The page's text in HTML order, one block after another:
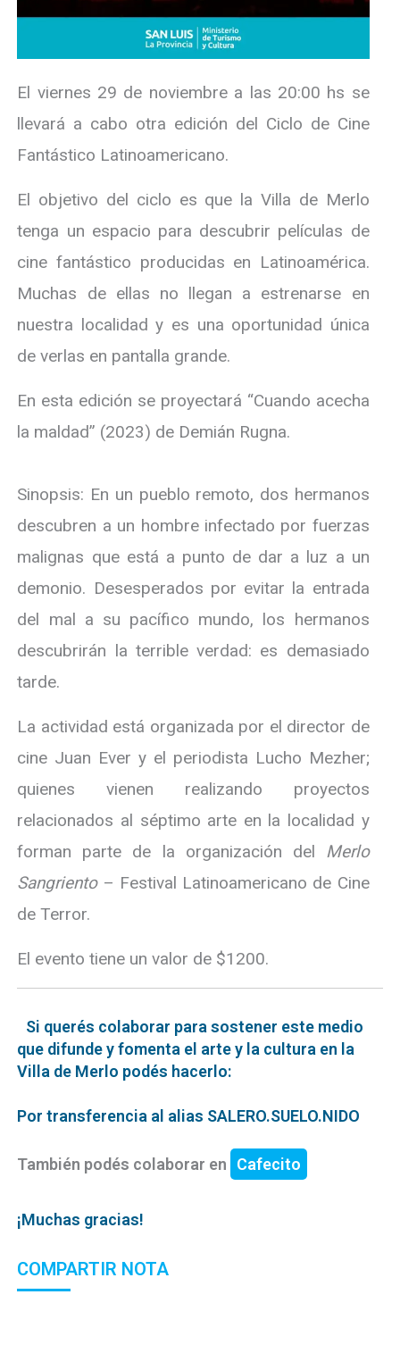
El viernes 29 de noviembre a las 20:00 hs se
llevará a cabo otra edición del Ciclo de Cine
Fantástico Latinoamericano.
El objetivo del ciclo es que la Villa de Merlo
tenga un espacio para descubrir películas de
cine fantástico producidas en Latinoamérica.
Muchas de ellas no llegan a estrenarse en
nuestra localidad y es una oportunidad única
de verlas en pantalla grande.
En esta edición se proyectará “Cuando acecha
la maldad” (2023) de Demián Rugna.
Sinopsis: En un pueblo remoto, dos hermanos
descubren a un hombre infectado por fuerzas
malignas que está a punto de dar a luz a un
demonio. Desesperados por evitar la entrada
del mal a su pacífico mundo, los hermanos
descubrirán la terrible verdad: es demasiado
tarde.
La actividad está organizada por el director de
cine Juan Ever y el periodista Lucho Mezher;
quienes vienen realizando proyectos
relacionados al séptimo arte en la localidad y
forman parte de la organización del
Merlo
Sangriento– Festival Latinoamericano de Cine
de Terror.
El evento tiene un valor de $1200.
Si querés colaborar para sostener este medio
que difunde y fomenta el arte y la cultura en la
Villa de Merlo podés hacerlo:
Por transferencia al alias SALERO.SUELO.NIDO
También podés colaborar en Cafecito
¡Muchas gracias!
COMPARTIR NOTA